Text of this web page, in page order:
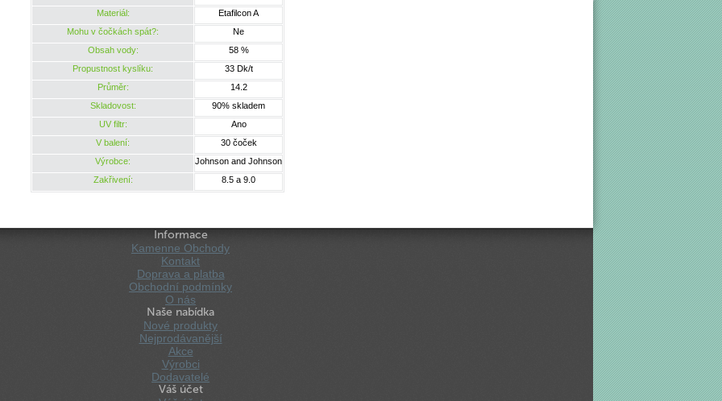
Materiál:
Etafilcon A
Mohu v čočkách spát?:
Ne
Obsah vody:
58 %
Propustnost kyslíku:
33 Dk/t
Průměr:
14.2
Skladovost:
90% skladem
UV filtr:
Ano
V balení:
30 čoček
Výrobce:
Johnson and Johnson
Zakřivení:
8.5 a 9.0
Informace
Kamenne Obchody
Kontakt
Doprava a platba
Obchodní podmínky
O nás
Naše nabídka
Nové produkty
Nejprodávanější
Akce
Výrobci
Dodavatelé
Váš účet